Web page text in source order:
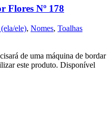
Flores Nº 178
ele), Nomes, Toalhas
de uma máquina de bordar
este produto. Disponível